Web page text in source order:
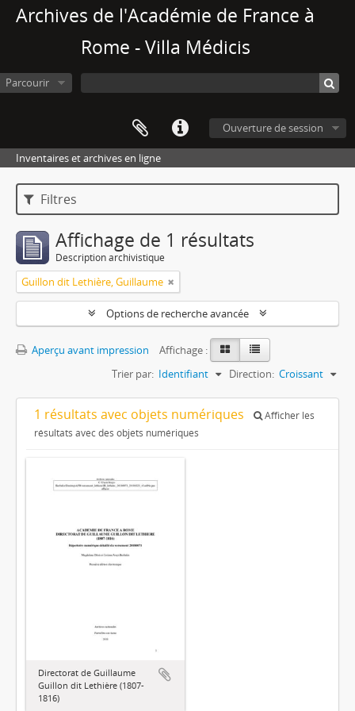
Archives de l'Académie de France à
Rome - Villa Médicis
Parcourir
Ouverture de session
Inventaires et archives en ligne
Filtres
Affichage de 1 résultats
Description archivistique
Guillon dit Lethière, Guillaume
Options de recherche avancée
Aperçu avant impression
Affichage :
Trier par: Identifiant Direction: Croissant
1 résultats avec objets numériques
Afficher les
résultats avec des objets numériques
Directorat de Guillaume
Guillon dit Lethière (1807-
1816)